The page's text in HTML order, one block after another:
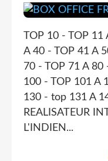
TOP 10 - TOP 11
A 40 - TOP 41 A
70 - TOP 71 A 80
100 - TOP 101 A
130 - top 131 A
REALISATEUR
L'INDIEN...